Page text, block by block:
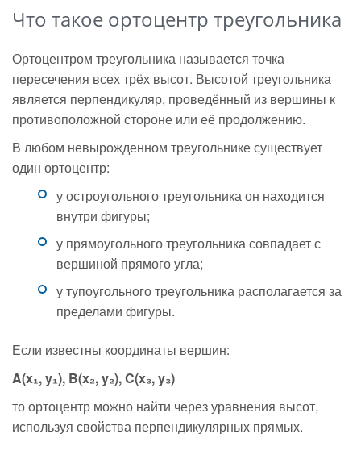
Что такое ортоцентр треугольника
Ортоцентром треугольника называется точка
пересечения всех трёх высот. Высотой треугольника
является перпендикуляр, проведённый из вершины к
противоположной стороне или её продолжению.
В любом невырожденном треугольнике существует
один ортоцентр:
у остроугольного треугольника он находится
внутри фигуры;
у прямоугольного треугольника совпадает с
вершиной прямого угла;
у тупоугольного треугольника располагается за
пределами фигуры.
Если известны координаты вершин:
A(x₁, y₁), B(x₂, y₂), C(x₃, y₃)
то ортоцентр можно найти через уравнения высот,
используя свойства перпендикулярных прямых.